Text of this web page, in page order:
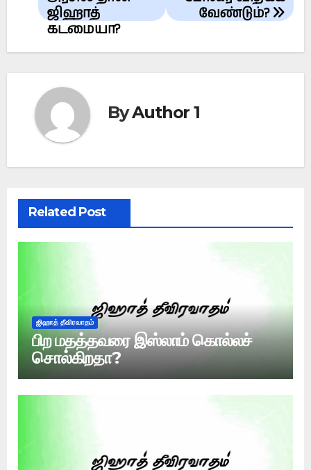
வேண்டும்?
ஜிஹாத்
கடமையா?
ByAuthor 1
Related Post
ஜிஹாத் தீவிரவாதம்
பிற மதத்தவரை இஸ்லாம் கொல்லச்
சொல்கிறதா?